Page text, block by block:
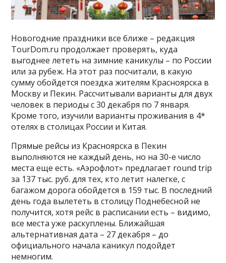
Новогодние праздники все ближе – редакция
TourDom.ru продолжает проверять, куда
выгоднее лететь на зимние каникулы – по России
или за рубеж. На этот раз посчитали, в какую
сумму обойдется поездка жителям Красноярска в
Москву и Пекин. Рассчитывали варианты для двух
человек в периоды с 30 декабря по 7 января.
Кроме того, изучили варианты проживания в 4*
отелях в столицах России и Китая.
Прямые рейсы из Красноярска в Пекин
выполняются не каждый день, но на 30-е число
места еще есть. «Аэрофлот» предлагает round trip
за 137 тыс. руб. для тех, кто летит налегке, с
багажом дорога обойдется в 159 тыс. В последний
день года вылететь в столицу Поднебесной не
получится, хотя рейс в расписании есть – видимо,
все места уже раскуплены. Ближайшая
альтернативная дата – 27 декабря – до
официального начала каникул подойдет
немногим.